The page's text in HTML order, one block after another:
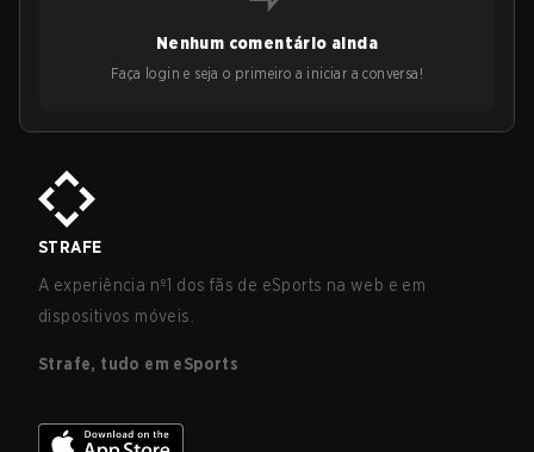
Nenhum comentário ainda
Faça login e seja o primeiro a iniciar a conversa!
STRAFE
A experiência nº1 dos fãs de eSports na web e em
dispositivos móveis.
Strafe, tudo em eSports